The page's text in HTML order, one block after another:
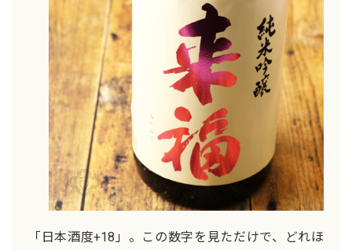
「日本酒度+18」。この数字を見ただけで、どれほ